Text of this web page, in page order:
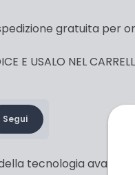
gratuita per
E USALO NEL
Segui
tecnologia